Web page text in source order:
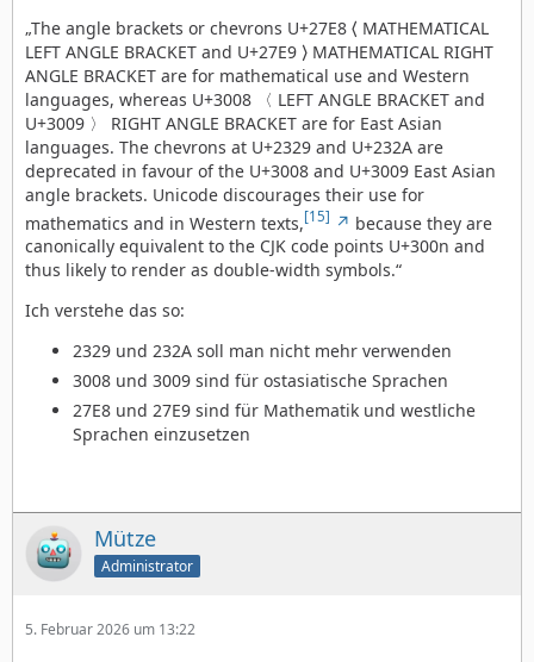
„The angle brackets or chevrons U+27E8 ⟨ MATHEMATICAL
LEFT ANGLE BRACKET and U+27E9 ⟩ MATHEMATICAL RIGHT
ANGLE BRACKET are for mathematical use and Western
languages, whereas U+3008 〈 LEFT ANGLE BRACKET and
U+3009 〉 RIGHT ANGLE BRACKET are for East Asian
languages. The chevrons at U+2329 and U+232A are
deprecated in favour of the U+3008 and U+3009 East Asian
angle brackets. Unicode discourages their use for
mathematics and in Western texts,[15]
because they are
canonically equivalent to the CJK code points U+300n and
thus likely to render as double-width symbols.“
Ich verstehe das so:
2329 und 232A soll man nicht mehr verwenden
3008 und 3009 sind für ostasiatische Sprachen
27E8 und 27E9 sind für Mathematik und westliche
Sprachen einzusetzen
Mütze
Administrator
5. Februar 2026 um 13:22